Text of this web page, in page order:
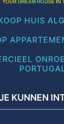
HUIS
KUNNEN